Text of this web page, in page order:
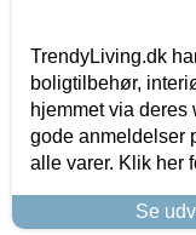
TrendyLiving.dk
boligtilbehør,
hjemmet via
gode anmeldelser
alle varer. Klik her
Se